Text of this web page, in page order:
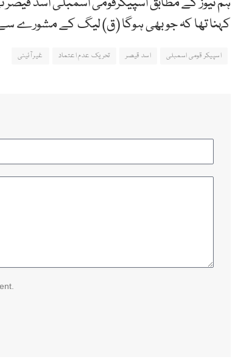
کہنا تھا کہ جو بھی ہوگا (ق) لیگ کے مشورے
اسپیکر قومی اسمبلی اسد قیصر تحریک عدم اعتماد غیر آئینی